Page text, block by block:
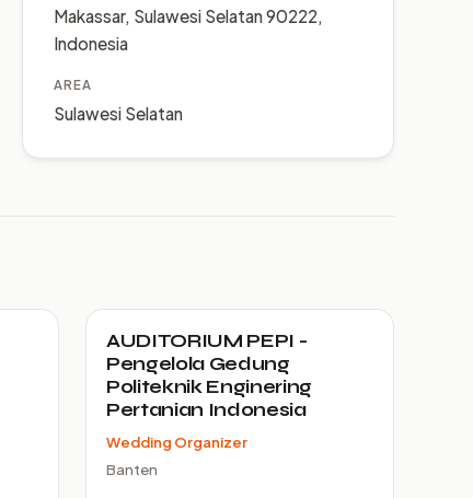
Makassar, Sulawesi Selatan 90222,
Indonesia
AREA
Sulawesi Selatan
AUDITORIUM PEPI -
Pengelola Gedung
Politeknik Enginering
Pertanian Indonesia
Wedding Organizer
Banten